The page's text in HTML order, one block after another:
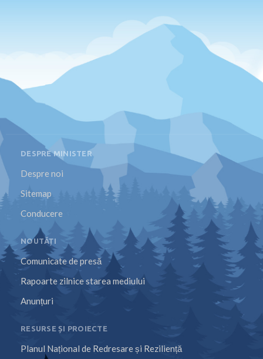
DESPRE MINISTER
Despre noi
Sitemap
Conducere
NOUTĂȚI
Comunicate de presă
Rapoarte zilnice starea mediului
Anunțuri
RESURSE ȘI PROIECTE
Planul Național de Redresare și Reziliență